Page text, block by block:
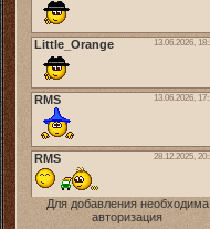
Для добавления необходима
авторизация